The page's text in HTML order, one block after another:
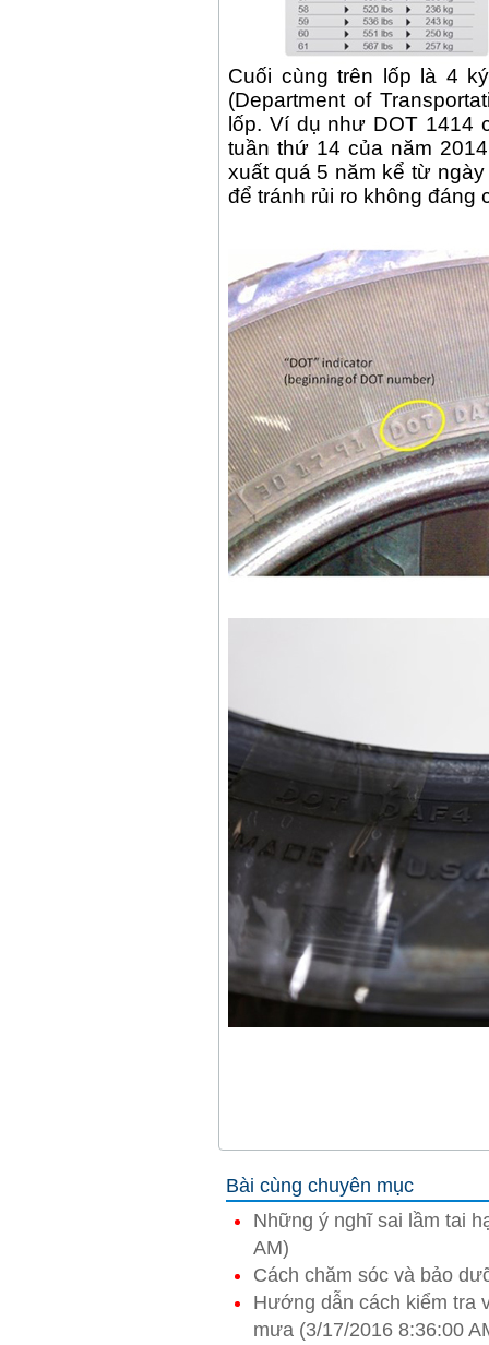
Cuối cùng trên lốp là 4
(Department of
lốp. Ví dụ như DOT 1414
tuần thứ 14 của năm
xuất quá 5 năm kể từ
để tránh rủi ro không đáng
Bài cùng chuyên mục
Những ý nghĩ sai lầm tai
AM)
Cách chăm sóc và bảo
Hướng dẫn cách kiểm tra
mưa (3/17/2016 8:36:00